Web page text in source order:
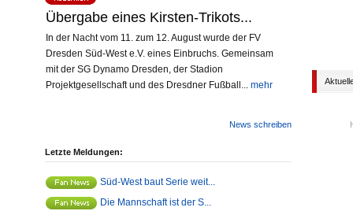
Übergabe eines Kirsten-Trikots...
In der Nacht vom 11. zum 12. August wurde der FV
Dresden Süd-West e.V. eines Einbruchs. Gemeinsam
mit der SG Dynamo Dresden, der Stadion
Projektgesellschaft und des Dresdner Fußball... mehr
News schreiben
Letzte Meldungen:
Süd-West baut Serie weit...
Die Mannschaft ist der S...